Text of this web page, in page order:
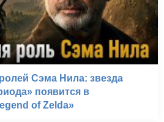
Сэма Нила: звезда
появится в
of Zelda»